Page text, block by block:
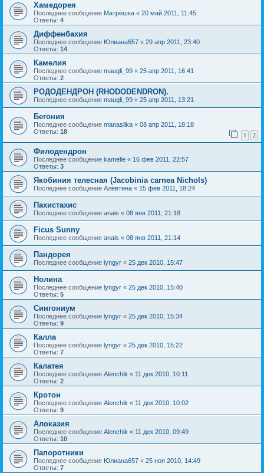
Хамедорея
Последнее сообщение Матрёшка « 20 май 2011, 11:45
Ответы: 4
Диффенбахия
Последнее сообщение Юлиана657 « 29 апр 2011, 23:40
Ответы: 14
Камелия
Последнее сообщение maugli_99 « 25 апр 2011, 16:41
Ответы: 2
РОДОДЕНДРОН (RHODODENDRON).
Последнее сообщение maugli_99 « 25 апр 2011, 13:21
Бегония
Последнее сообщение manaslika « 08 апр 2011, 18:18
Ответы: 18 1 2
Филодендрон
Последнее сообщение kamelie « 16 фев 2011, 22:57
Ответы: 3
Якобиния телесная (Jacobinia carnea Nichols)
Последнее сообщение Алевтина « 15 фев 2011, 18:24
Пахистахис
Последнее сообщение anais « 08 янв 2011, 21:18
Ficus Sunny
Последнее сообщение anais « 08 янв 2011, 21:14
Пандорея
Последнее сообщение lyngyr « 25 дек 2010, 15:47
Нолина
Последнее сообщение lyngyr « 25 дек 2010, 15:40
Ответы: 5
Сингониум
Последнее сообщение lyngyr « 25 дек 2010, 15:34
Ответы: 9
Калла
Последнее сообщение lyngyr « 25 дек 2010, 15:22
Ответы: 7
Калатея
Последнее сообщение Alenchik « 11 дек 2010, 10:11
Ответы: 2
Кротон
Последнее сообщение Alenchik « 11 дек 2010, 10:02
Ответы: 9
Алоказия
Последнее сообщение Alenchik « 11 дек 2010, 09:49
Ответы: 10
Папоротники
Последнее сообщение Юлиана657 « 25 ноя 2010, 14:49
Ответы: 7